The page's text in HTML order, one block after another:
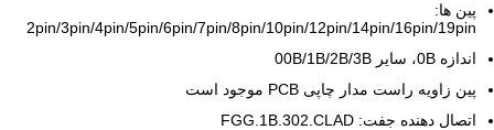
پین ها:
2pin/3pin/4pin/5pin/6pin/7pin/8pin/10pin/12pin/14pin/16pin/19pin
اندازه 0B، سایر 00B/1B/2B/3B
پین زاویه راست مدار چاپی PCB موجود است
اتصال دهنده جفت: FGG.1B.302.CLAD